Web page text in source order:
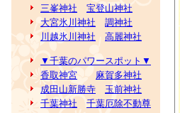
三峯神社
宝登山神社
大宮氷川神社
調神社
川越氷川神社
高麗神社
▼千葉のパワースポット▼
香取神宮
麻賀多神社
成田山新勝寺
玉前神社
千葉神社
千葉厄除不動尊